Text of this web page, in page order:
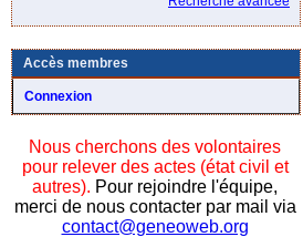
Accès membres
Connexion
Nous cherchons des volontaires
pour relever des actes (état civil et
autres). Pour rejoindre l'équipe,
merci de nous contacter par mail via
contact@geneoweb.org